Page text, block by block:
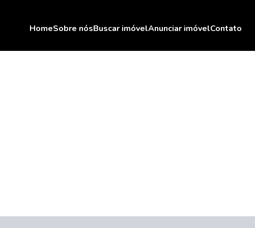
HomeSobre nósBuscar imóvelAnunciar imóvelContato